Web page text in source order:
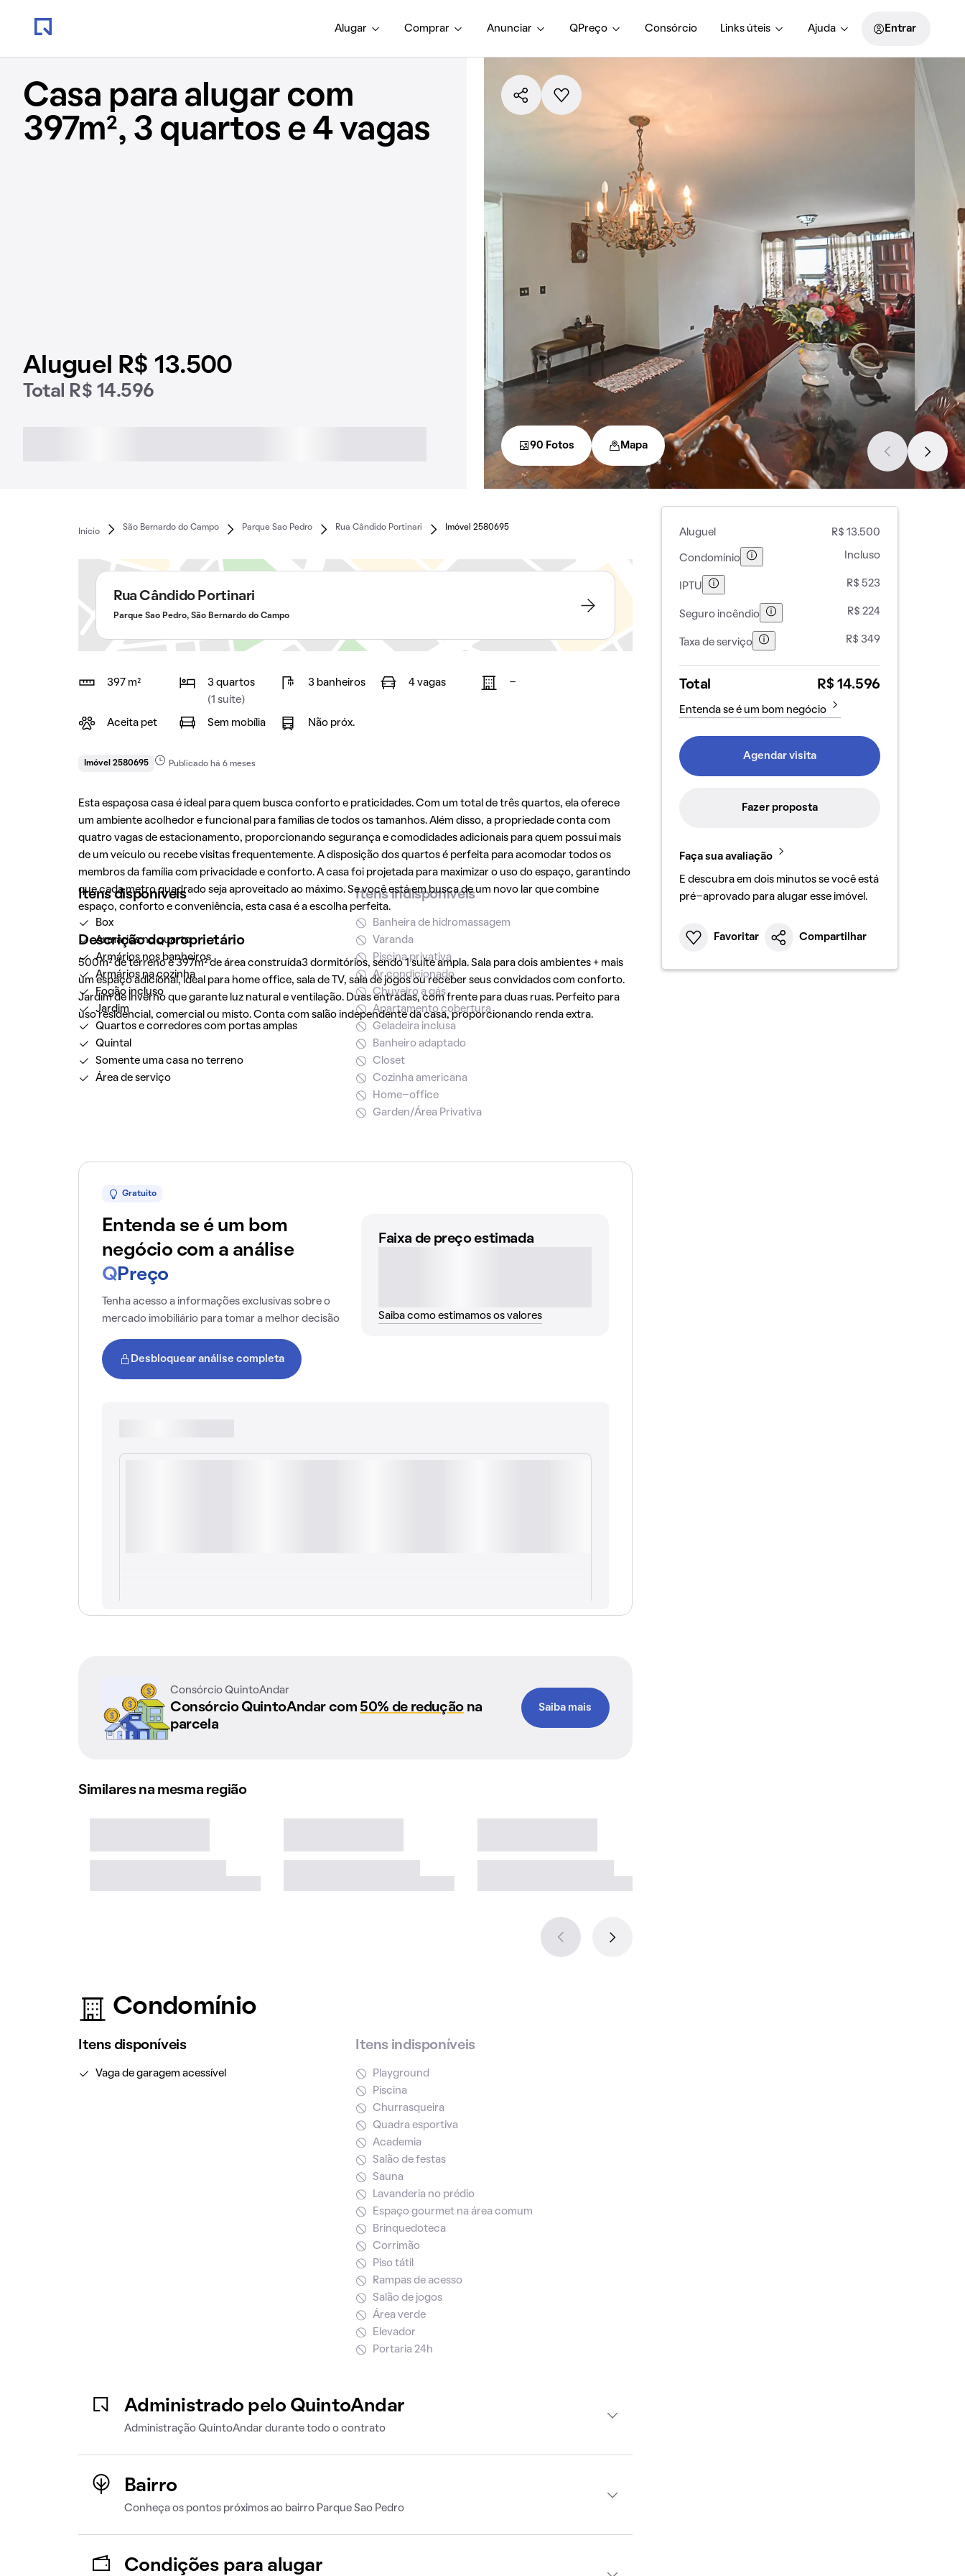
Alugar Comprar Anunciar QPreço Consórcio Links úteis Ajuda Entrar
Casa para alugar com
397m², 3 quartos e 4 vagas
Aluguel R$ 13.500
Total R$ 14.596
90 Fotos Mapa
Início
São Bernardo do Campo Parque Sao Pedro Rua Cândido Portinari Imóvel 2580695
Rua Cândido Portinari
Parque Sao Pedro, São Bernardo do Campo
397 m²
3 quartos
(1 suíte)
3 banheiros 4 vagas -
Aceita pet Sem mobília Não próx.
Imóvel 2580695 Publicado há 6 meses
Esta espaçosa casa é ideal para quem busca conforto e praticidades. Com um total de três quartos, ela oferece
um ambiente acolhedor e funcional para famílias de todos os tamanhos. Além disso, a propriedade conta com
quatro vagas de estacionamento, proporcionando segurança e comodidades adicionais para quem possui mais
de um veículo ou recebe visitas frequentemente. A disposição dos quartos é perfeita para acomodar todos os
membros da família com privacidade e conforto. A casa foi projetada para maximizar o uso do espaço, garantindo
que cada metro quadrado seja aproveitado ao máximo. Se você está em busca de um novo lar que combine
espaço, conforto e conveniência, esta casa é a escolha perfeita.
Descrição do proprietário
500m² de terreno e 397m² de área construída3 dormitórios, sendo 1 suíte ampla. Sala para dois ambientes + mais
um espaço adicional, ideal para home office, sala de TV, sala de jogos ou receber seus convidados com conforto.
Jardim de inverno que garante luz natural e ventilação. Duas entradas, com frente para duas ruas. Perfeito para
uso residencial, comercial ou misto. Conta com salão independente da casa, proporcionando renda extra.
Itens disponíveis
Box
Armários no quarto
Armários nos banheiros
Armários na cozinha
Fogão incluso
Jardim
Quartos e corredores com portas amplas
Quintal
Somente uma casa no terreno
Área de serviço
Itens indisponíveis
Banheira de hidromassagem
Varanda
Piscina privativa
Ar condicionado
Chuveiro a gás
Apartamento cobertura
Geladeira inclusa
Banheiro adaptado
Closet
Cozinha americana
Home-office
Garden/Área Privativa
Gratuito
Entenda se é um bom
negócio com a análise
Q Preço
Tenha acesso a informações exclusivas sobre o
mercado imobiliário para tomar a melhor decisão
Desbloquear análise completa
Faixa de preço estimada
Saiba como estimamos os valores
Consórcio QuintoAndar
Consórcio QuintoAndar com 50% de reduçãona
parcela
Saiba mais
Similares na mesma região
Condomínio
Itens disponíveis
Vaga de garagem acessível
Itens indisponíveis
Playground
Piscina
Churrasqueira
Quadra esportiva
Academia
Salão de festas
Sauna
Lavanderia no prédio
Espaço gourmet na área comum
Brinquedoteca
Corrimão
Piso tátil
Rampas de acesso
Salão de jogos
Área verde
Elevador
Portaria 24h
Administrado pelo QuintoAndar
Administração QuintoAndar durante todo o contrato
Bairro
Conheça os pontos próximos ao bairro Parque Sao Pedro
Condições para alugar
Aluguel R$ 13.500
Condomínio Incluso
IPTU R$ 523
Seguro incêndio R$ 224
Taxa de serviço R$ 349
Total R$ 14.596
Entenda se é um bom negócio
Agendar visita
Fazer proposta
Faça sua avaliação
E descubra em dois minutos se você está
pré-aprovado para alugar esse imóvel.
Favoritar Compartilhar